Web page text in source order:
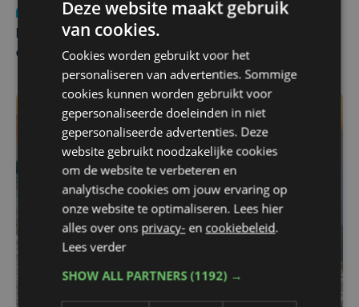
Nieuws
za 1 augustus | 22:36
Belgisch Solar Team met West-Vlamingen wint voor
eerst in VS
Deze website maakt gebruik
van cookies.
Cookies worden gebruikt voor het
personaliseren van advertenties. Sommige
cookies kunnen worden gebruikt voor
gepersonaliseerde doeleinden in niet
gepersonaliseerde advertenties. Deze
website gebruikt noodzakelijke cookies
om de website te verbeteren en
analytische cookies om jouw ervaring op
onze website te optimaliseren. Lees hier
alles over ons privacy- en cookiebeleid.
Lees verder
SHOW ALL PARTNERS(1192) →